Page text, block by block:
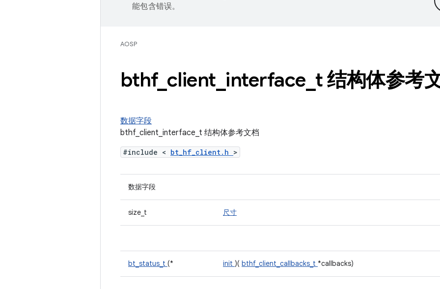
能包含错误。
AOSP
bthf_ client interface t 结构体参考
数据字段
bthf_client_interface_t 结构体参考文档
#include < bt_hf_client.h >
数据字段
size_t 尺寸
bt_status_t (* init )( bthf_client_callbacks_t *callbacks)